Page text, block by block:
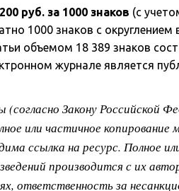
200 руб. за 1000 знаков (с
1000 знаков с
объемом 18 389 знаков
журнале является
(согласно Закону Российской
или частичное копирование
ссылка на ресурс. Полное
производится с их
ответственность за